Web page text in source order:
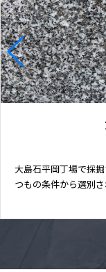
大島石平岡丁場で採
つもの条件から選別